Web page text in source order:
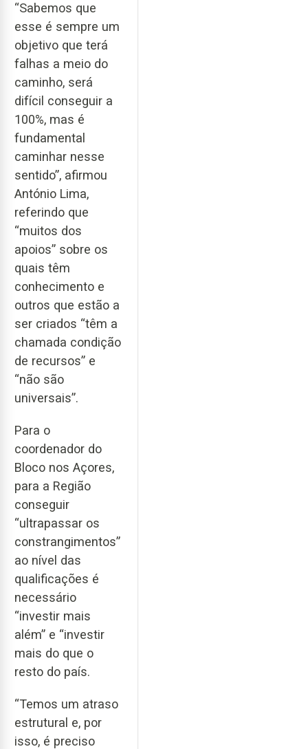
“Sabemos que
esse é sempre um
objetivo que terá
falhas a meio do
caminho, será
difícil conseguir a
100%, mas é
fundamental
caminhar nesse
sentido”, afirmou
António Lima,
referindo que
“muitos dos
apoios” sobre os
quais têm
conhecimento e
outros que estão a
ser criados “têm a
chamada condição
de recursos” e
“não são
universais”.
Para o
coordenador do
Bloco nos Açores,
para a Região
conseguir
“ultrapassar os
constrangimentos”
ao nível das
qualificações é
necessário
“investir mais
além” e “investir
mais do que o
resto do país.
“Temos um atraso
estrutural e, por
isso, é preciso